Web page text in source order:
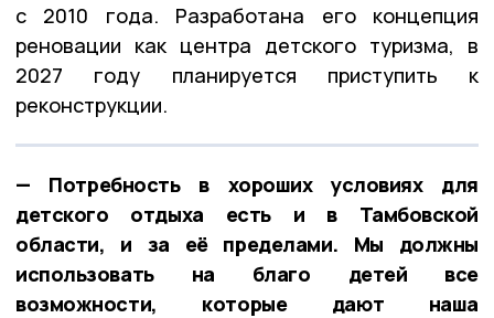
с 2010 года. Разработана его концепция
реновации как центра детского туризма, в
2027 году планируется приступить к
реконструкции.
— Потребность в хороших условиях для
детского отдыха есть и в Тамбовской
области, и за её пределами. Мы должны
использовать на благо детей все
возможности, которые дают наша